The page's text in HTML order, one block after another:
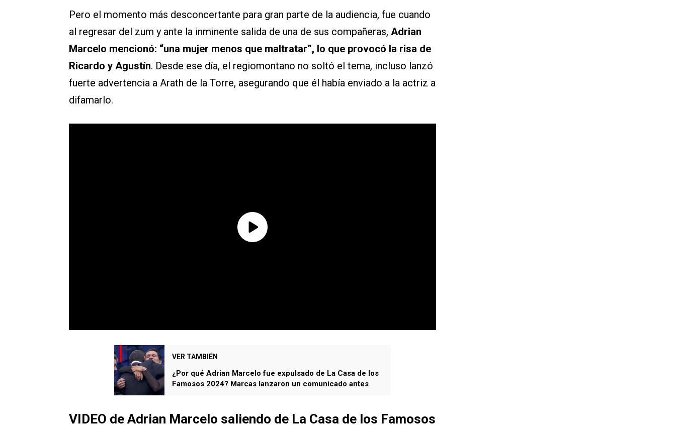
Pero el momento más desconcertante para gran parte de la audiencia, fue cuando
al regresar del zum y ante la inminente salida de una de sus compañeras, Adrian
Marcelo mencionó: “una mujer menos que maltratar”, lo que provocó la risa de
Ricardo y Agustín. Desde ese día, el regiomontano no soltó el tema, incluso lanzó
fuerte advertencia a Arath de la Torre, asegurando que él había enviado a la actriz a
difamarlo.
VER TAMBIÉN
¿Por qué Adrian Marcelo fue expulsado de La Casa de los
Famosos 2024? Marcas lanzaron un comunicado antes
VIDEO de Adrian Marcelo saliendo de La Casa de los Famosos